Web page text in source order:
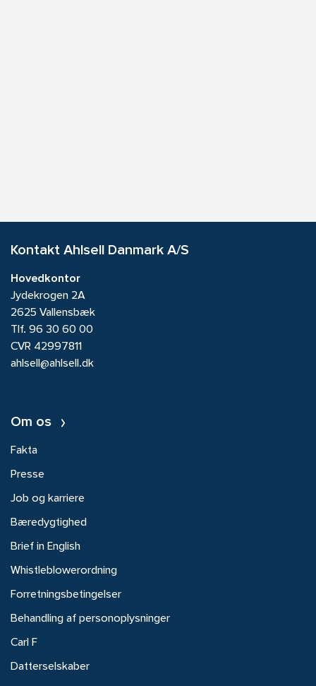
Kontakt Ahlsell Danmark A/S
Hovedkontor
Jydekrogen 2A
2625 Vallensbæk
Tlf. 96 30 60 00
CVR 42997811
ahlsell@ahlsell.dk
Om os
Fakta
Presse
Job og karriere
Bæredygtighed
Brief in English
Whistleblowerordning
Forretningsbetingelser
Behandling af personoplysninger
Carl F
Datterselskaber